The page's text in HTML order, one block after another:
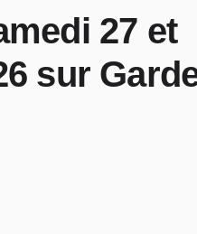
27 et
sur